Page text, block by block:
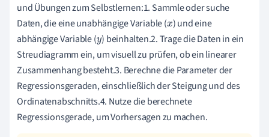
und Übungen zum Selbstlernen:1. Sammle oder suche
Daten, die eine unabhängige Variable (x) und eine
abhängige Variable (y) beinhalten.2. Trage die Daten in ein
Streudiagramm ein, um visuell zu prüfen, ob ein linearer
Zusammenhang besteht.3. Berechne die Parameter der
Regressionsgeraden, einschließlich der Steigung und des
Ordinatenabschnitts.4. Nutze die berechnete
Regressionsgerade, um Vorhersagen zu machen.